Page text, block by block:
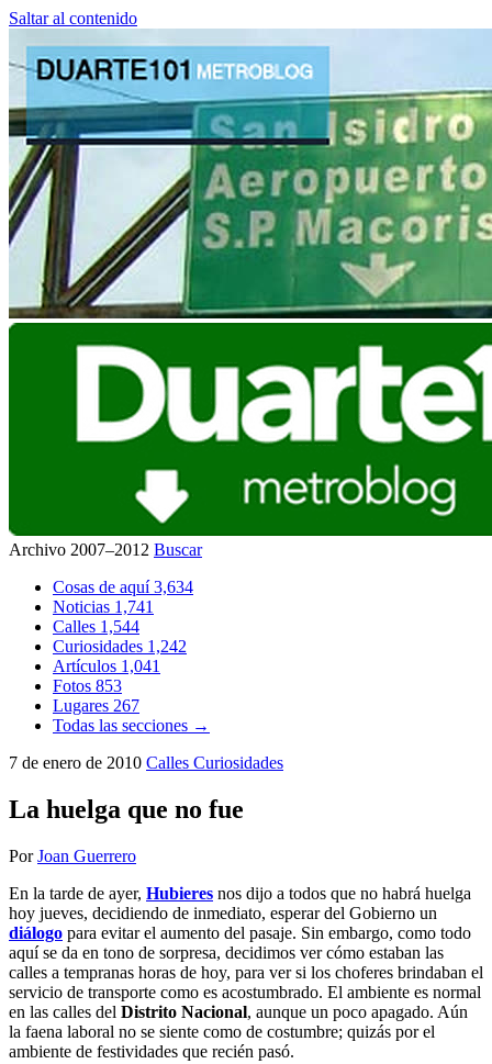
Saltar al contenido
Archivo 2007–2012 Buscar
Cosas de aquí3,634
Noticias 1,741
Calles 1,544
Curiosidades 1,242
Artículos 1,041
Fotos 853
Lugares 267
Todas las secciones →
7 de enero de 2010 Calles Curiosidades
La huelga que no fue
PorJoan Guerrero
En la tarde de ayer, Hubieres nos dijo a todos que no habrá huelga
hoy jueves, decidiendo de inmediato, esperar del Gobierno un
diálogo para evitar el aumento del pasaje. Sin embargo, como todo
aquí se da en tono de sorpresa, decidimos ver cómo estaban las
calles a tempranas horas de hoy, para ver si los choferes brindaban el
servicio de transporte como es acostumbrado. El ambiente es normal
en las calles del Distrito Nacional, aunque un poco apagado. Aún
la faena laboral no se siente como de costumbre; quizás por el
ambiente de festividades que recién pasó.